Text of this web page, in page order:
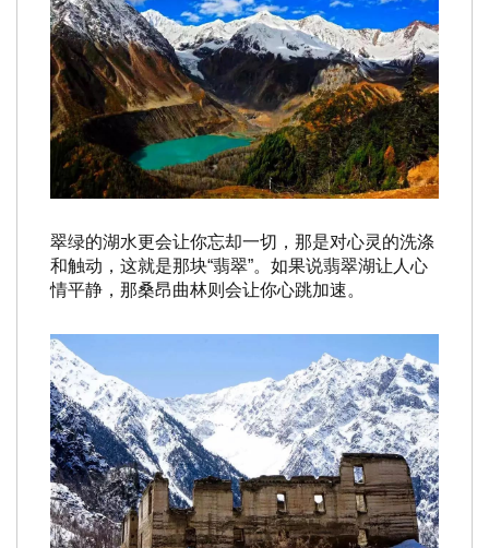
翠绿的湖水更会让你忘却一切，那是对心灵的洗涤
和触动，这就是那块“翡翠”。如果说翡翠湖让人心
情平静，那桑昂曲林则会让你心跳加速。